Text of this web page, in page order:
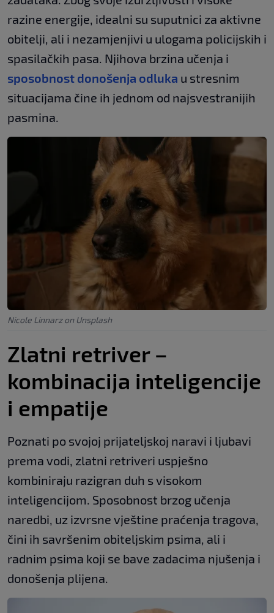
razine energije, idealni su suputnici za aktivne
obitelji, ali i nezamjenjivi u ulogama policijskih i
spasilačkih pasa. Njihova brzina učenja i
sposobnost donošenja odluka u stresnim
situacijama čine ih jednom od najsvestranijih
pasmina.
Nicole Linnarz on Unsplash
Zlatni retriver –
kombinacija inteligencije
i empatije
Poznati po svojoj prijateljskoj naravi i ljubavi
prema vodi, zlatni retriveri uspješno
kombiniraju razigran duh s visokom
inteligencijom. Sposobnost brzog učenja
naredbi, uz izvrsne vještine praćenja tragova,
čini ih savršenim obiteljskim psima, ali i
radnim psima koji se bave zadacima njušenja i
donošenja plijena.